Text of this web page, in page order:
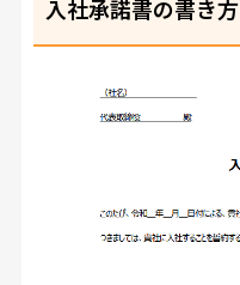
入社承諾書の書き方